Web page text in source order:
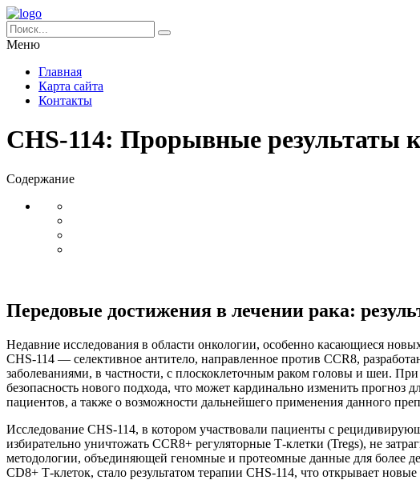
Меню
Главная
Карта сайта
Контакты
CHS-114: Прорывные результаты
Содержание
Передовые достижения в лечении рака:
Недавние исследования в области онкологии, особенно касающиеся
CHS-114 — селективное антитело, направленное против CCR8,
заболеваниями, в частности, с плоскоклеточным раком головы и шеи.
безопасность нового подхода, что может кардинально изменить прогноз
пациентов, а также о возможности дальнейшего применения данного
Исследование CHS-114, в котором участвовали пациенты с
избирательно уничтожать CCR8+ регуляторные Т-клетки (Tregs), не
методологии, объединяющей геномные и протеомные данные для более
CD8+ Т-клеток, стало результатом терапии CHS-114, что открывает